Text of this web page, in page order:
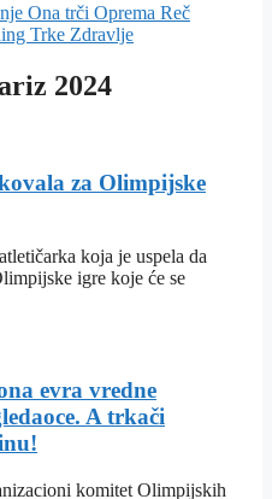
Ona trči Oprema Reč
Trke Zdravlje
2024
za Olimpijske
koja je uspela da
igre koje će se
evra vredne
A trkači
komitet Olimpijskih